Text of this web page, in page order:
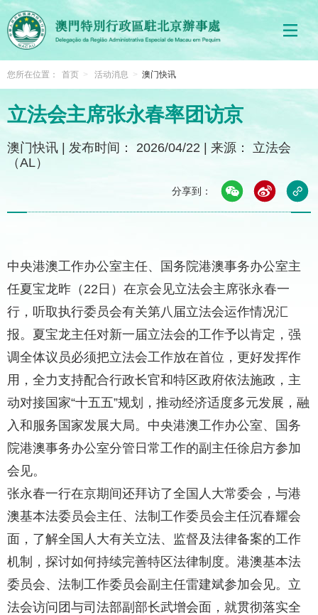
您所在位置： 首页 > 活动消息 > 澳门快讯
立法会主席张永春率团访京
澳门快讯 | 发布时间： 2026/04/22 | 来源： 立法会
（AL）
分享到：
中央港澳工作办公室主任、国务院港澳事务办公室主
任夏宝龙昨（22日）在京会见立法会主席张永春一
行，听取执行委员会有关第八届立法会运作情况汇
报。夏宝龙主任对新一届立法会的工作予以肯定，强
调全体议员必须把立法会工作放在首位，更好发挥作
用，全力支持配合行政长官和特区政府依法施政，主
动对接国家“十五五”规划，推动经济适度多元发展，融
入和服务国家发展大局。中央港澳工作办公室、国务
院港澳事务办公室分管日常工作的副主任徐启方参加
会见。
张永春一行在京期间还拜访了全国人大常委会，与港
澳基本法委员会主任、法制工作委员会主任沉春耀会
面，了解全国人大有关立法、监督及法律备案的工作
机制，探讨如何持续完善特区法律制度。港澳基本法
委员会、法制工作委员会副主任雷建斌参加会见。立
法会访问团与司法部副部长武增会面，就贯彻落实全